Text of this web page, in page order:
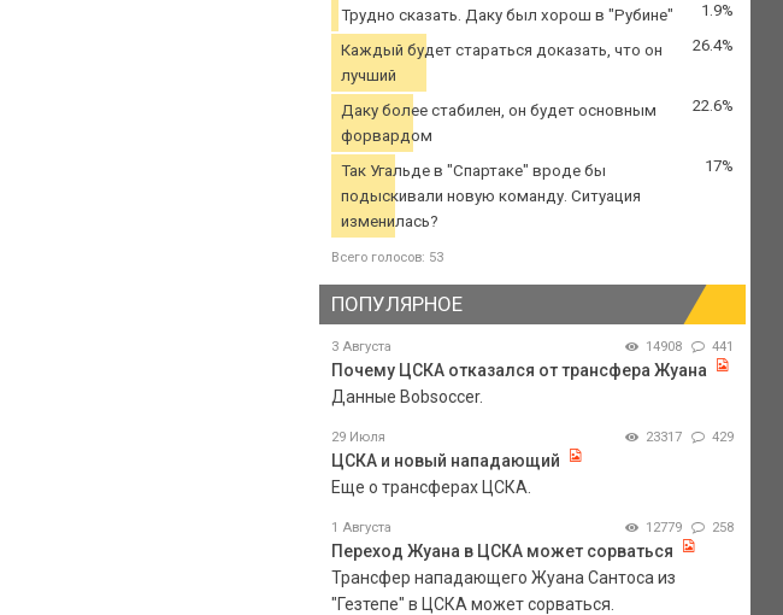
Трудно сказать. Даку был хорош в "Рубине" 1.9%
Каждый будет стараться доказать, что он
лучший
26.4%
Даку более стабилен, он будет основным
форвардом
22.6%
Так Угальде в "Спартаке" вроде бы
подыскивали новую команду. Ситуация
изменилась?
17%
Всего голосов: 53
ПОПУЛЯРНОЕ
3 Августа 14908 441
Почему ЦСКА отказался от трансфера Жуана
Данные Bobsoccer.
29 Июля 23317 429
ЦСКА и новый нападающий
Еще о трансферах ЦСКА.
1 Августа 12779 258
Переход Жуана в ЦСКА может сорваться
Трансфер нападающего Жуана Сантоса из
"Гезтепе" в ЦСКА может сорваться.